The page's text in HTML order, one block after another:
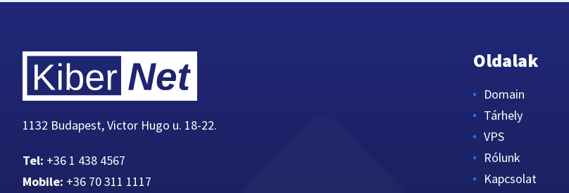
1132 Budapest, Victor Hugo u. 18-22.
Tel: +36 1 438 4567
Mobile: +36 70 311 1117
Oldalak
Domain
Tárhely
VPS
Rólunk
Kapcsolat